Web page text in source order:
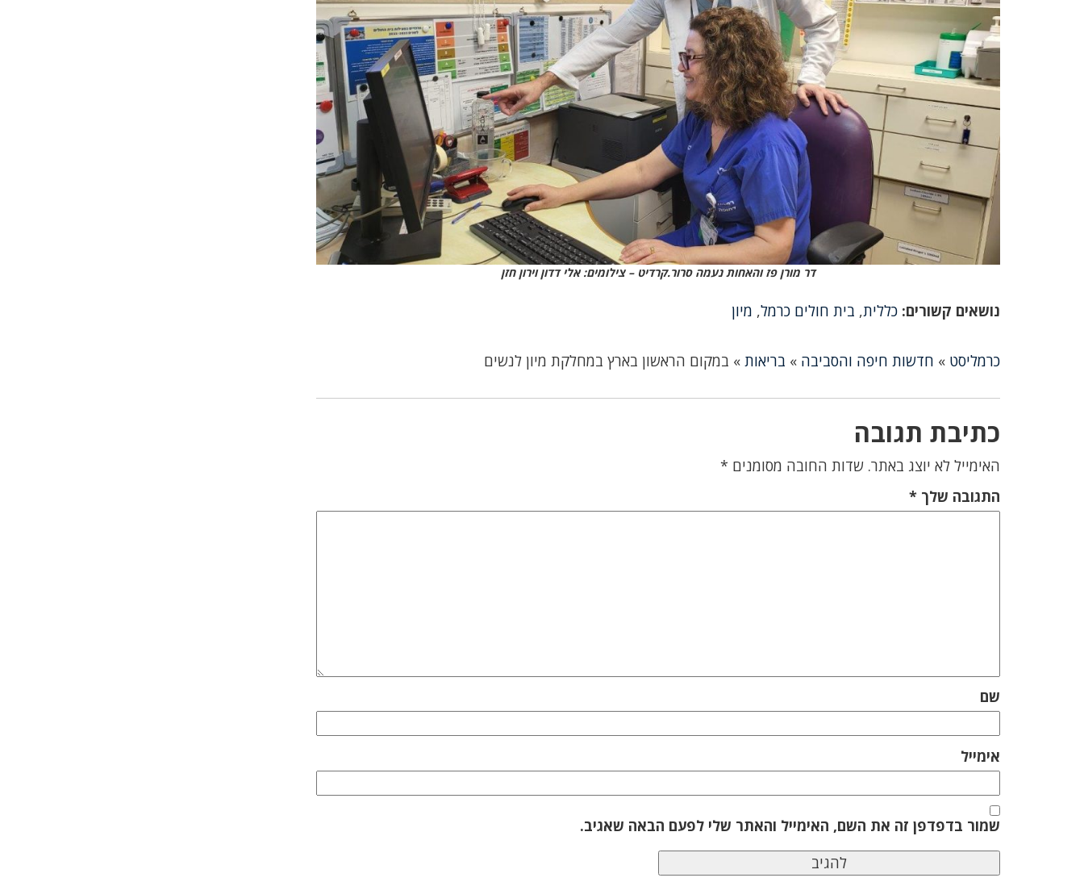
דר מורן פז והאחות נעמה סרור.קרדיט – צילומים: אלי דדון וירון חזן
נושאים קשורים:כללית, בית חולים כרמל, מיון
כרמליסט » חדשות חיפה והסביבה » בריאות » במקום הראשון בארץ במחלקת מיון לנשים
כתיבת תגובה
האימייל לא יוצג באתר. שדות החובה מסומנים *
התגובה שלך*
שם
אימייל
שמור בדפדפן זה את השם, האימייל והאתר שלי לפעם הבאה שאגיב.